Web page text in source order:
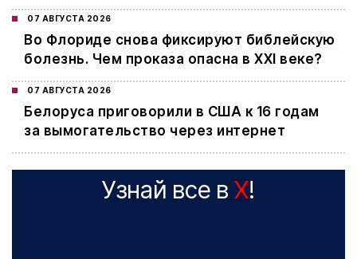
07 АВГУСТА 2026
Во Флориде снова фиксируют библейскую
болезнь. Чем проказа опасна в XXI веке?
07 АВГУСТА 2026
Белоруса приговорили в США к 16 годам
за вымогательство через интернет
Узнай все в X!